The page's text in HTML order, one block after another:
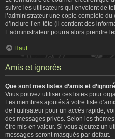
suivre les utilisateurs qui envoient de
l’administrateur une copie complète
d’inclure l’en-tête (il contient des
L’administrateur pourra alors prendre
Haut
Amis et ignorés
Que sont mes listes d’amis et
Vous pouvez utiliser ces listes pour
Les membres ajoutés à votre liste
de l’utilisateur pour un accès rapide,
des messages privés. Selon les
être mis en valeur. Si vous ajoutez un
messages seront masqués par défaut.